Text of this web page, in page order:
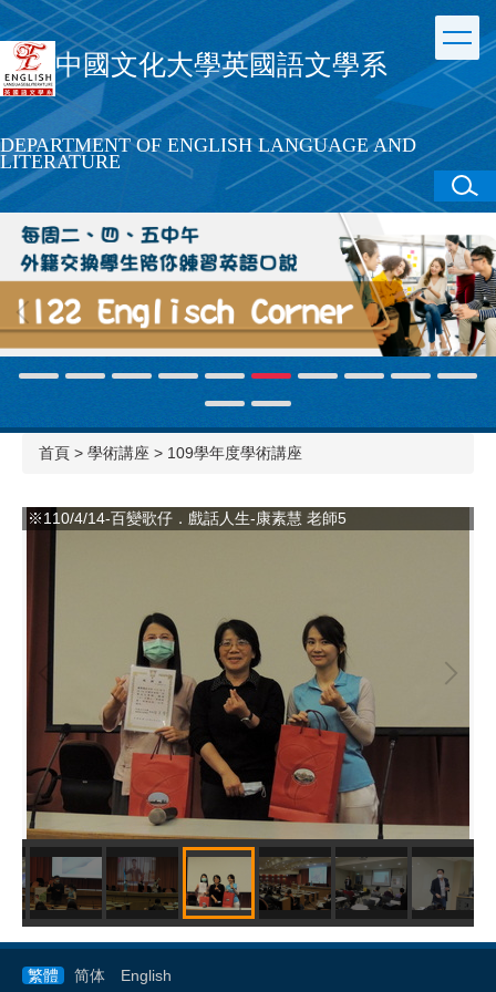
跳
到
主
要
內
容
區
中國文化大學英國語文學系
DEPARTMENT OF ENGLISH LANGUAGE AND
LITERATURE
首頁 > 學術講座 > 109學年度學術講座
※110/4/14-百變歌仔．戲話人生-康素慧 老師5
繁體 简体 English